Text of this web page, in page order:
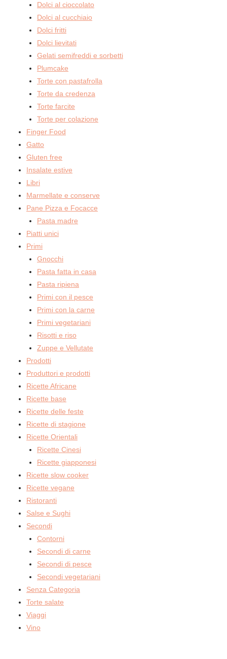
Dolci al cioccolato
Dolci al cucchiaio
Dolci fritti
Dolci lievitati
Gelati semifreddi e sorbetti
Plumcake
Torte con pastafrolla
Torte da credenza
Torte farcite
Torte per colazione
Finger Food
Gatto
Gluten free
Insalate estive
Libri
Marmellate e conserve
Pane Pizza e Focacce
Pasta madre
Piatti unici
Primi
Gnocchi
Pasta fatta in casa
Pasta ripiena
Primi con il pesce
Primi con la carne
Primi vegetariani
Risotti e riso
Zuppe e Vellutate
Prodotti
Produttori e prodotti
Ricette Africane
Ricette base
Ricette delle feste
Ricette di stagione
Ricette Orientali
Ricette Cinesi
Ricette giapponesi
Ricette slow cooker
Ricette vegane
Ristoranti
Salse e Sughi
Secondi
Contorni
Secondi di carne
Secondi di pesce
Secondi vegetariani
Senza Categoria
Torte salate
Viaggi
Vino